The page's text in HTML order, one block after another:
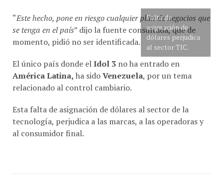
asignación de
dólares perjudica
al sector TIC.
Este hecho, pone en riesgo cualquier plan de negocios que
se tenga en el país” dijo la fuente consultada, que de
momento, pidió no ser identificada.
no ha entrado en
América Latina,ha sidoVenezuela, por un tema
relacionado al control cambiario.
tecnología, perjudica a las marcas, a las operadoras y
al consumidor final.